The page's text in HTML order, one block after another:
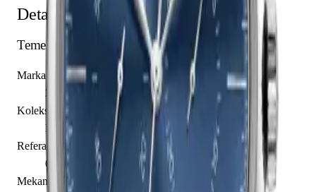
Detaylı Teknik Özellikler
Temel Bilgiler
Marka
Zenith
Koleksiyon
Elite
Referans
03.2272.4069/51.C700
Mekanizma Adı